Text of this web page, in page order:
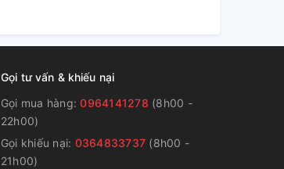
Gọi tư vấn & khiếu nại
Gọi mua hàng:0964141278 (8h00 -
22h00)
Gọi khiếu nại: 0364833737 (8h00 -
21h00)